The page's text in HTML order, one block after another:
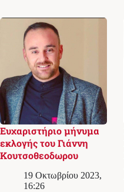
Ευχαριστήριο μήνυμα
εκλογής του Γιάννη
Κουτσοθεοδωρου
19 Οκτωβρίου 2023,
16:26